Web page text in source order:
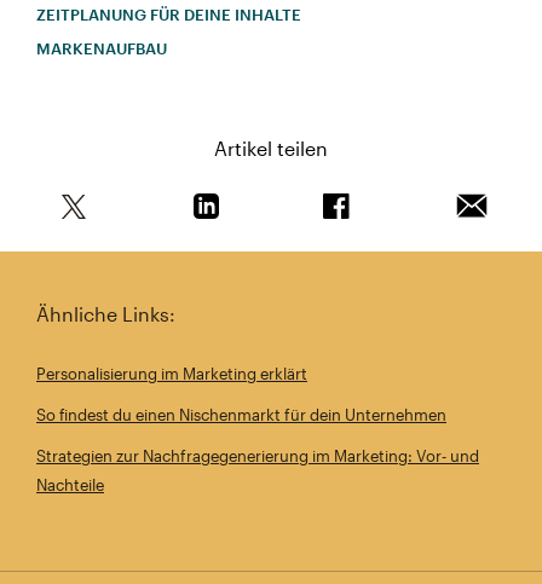
ZEITPLANUNG FÜR DEINE INHALTE
MARKENAUFBAU
Artikel teilen
Ähnliche Links:
Personalisierung im Marketing erklärt
So findest du einen Nischenmarkt für dein Unternehmen
Strategien zur Nachfragegenerierung im Marketing: Vor- und
Nachteile